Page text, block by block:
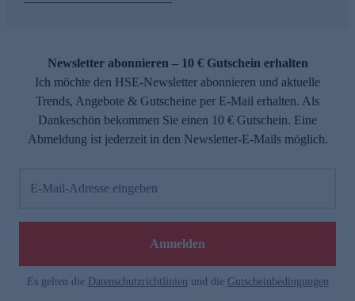
Newsletter abonnieren – 10 € Gutschein erhalten
Ich möchte den HSE-Newsletter abonnieren und aktuelle
Trends, Angebote & Gutscheine per E-Mail erhalten. Als
Dankeschön bekommen Sie einen 10 € Gutschein. Eine
Abmeldung ist jederzeit in den Newsletter-E-Mails möglich.
E-Mail-Adresse eingeben
Anmelden
Es gelten die Datenschutzrichtlinien und die Gutscheinbedingungen